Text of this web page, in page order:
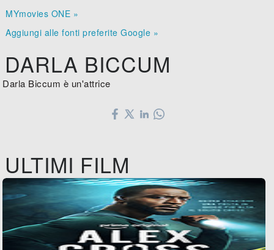
MYmovies ONE »
Aggiungi alle fonti preferite Google »
DARLA BICCUM
Darla Biccum è un'attrice
ULTIMI FILM